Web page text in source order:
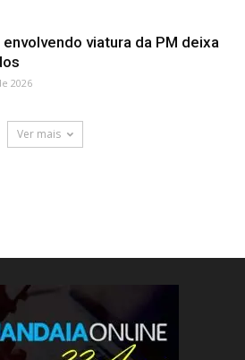
viatura da PM deixa
2026
Ver mais